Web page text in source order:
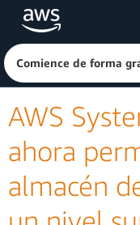
Saltar al contenido
Haga clic
Comience de forma
AWS
ahora
almacén